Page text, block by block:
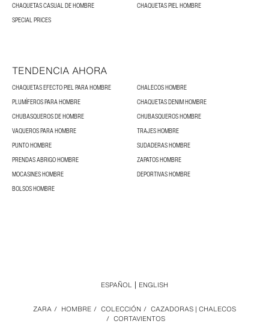
CHAQUETAS CASUAL DE HOMBRE
CHAQUETAS PIEL HOMBRE
SPECIAL PRICES
TENDENCIA AHORA
CHAQUETAS EFECTO PIEL PARA HOMBRE
CHALECOS HOMBRE
PLUMÍFEROS PARA HOMBRE
CHAQUETAS DENIM HOMBRE
CHUBASQUEROS DE HOMBRE
CHUBASQUEROS HOMBRE
VAQUEROS PARA HOMBRE
TRAJES HOMBRE
PUNTO HOMBRE
SUDADERAS HOMBRE
PRENDAS ABRIGO HOMBRE
ZAPATOS HOMBRE
MOCASINES HOMBRE
DEPORTIVAS HOMBRE
BOLSOS HOMBRE
ZARA / HOMBRE / COLECCIÓN / CAZADORAS | CHALECOS
/ CORTAVIENTOS
ESPAÑOL ENGLISH